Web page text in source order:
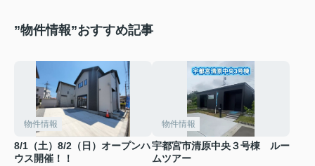
”物件情報”おすすめ記事
物件情報
8/1（土）8/2（日）オープンハ
ウス開催！！
物件情報
宇都宮市清原中央３号棟 ルー
ムツアー